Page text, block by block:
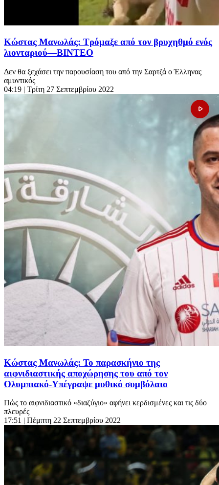
Κώστας Μανωλάς: Τρόμαξε από τον βρυχηθμό ενός
λιονταριού—ΒΙΝΤΕΟ
Δεν θα ξεχάσει την παρουσίαση του από την Σαρτζά ο Έλληνας
αμυντικός
04:19 | Τρίτη 27 Σεπτεμβρίου 2022
Κώστας Μανωλάς: Το παρασκήνιο της
αιφνιδιαστικής αποχώρησης του από τον
Ολυμπιακό-Υπέγραψε μυθικό συμβόλαιο
Πώς το αιφνιδιαστικό «διαζύγιο» αφήνει κερδισμένες και τις δύο
πλευρές
17:51 | Πέμπτη 22 Σεπτεμβρίου 2022